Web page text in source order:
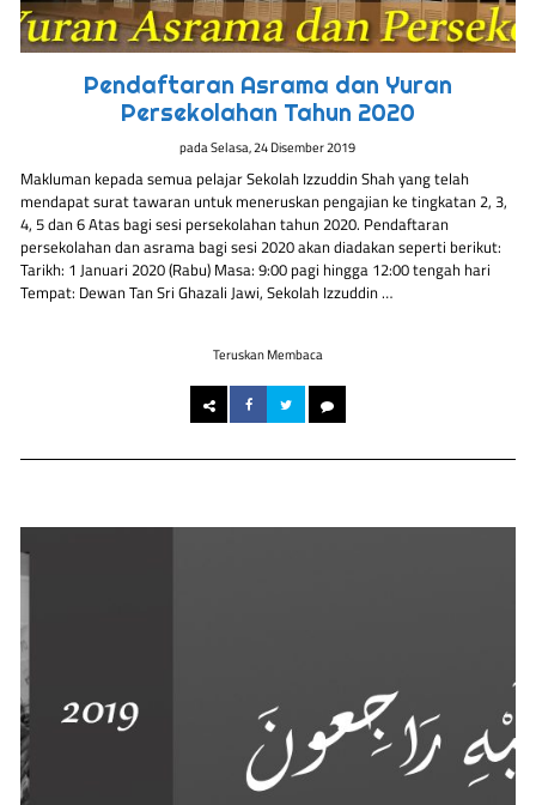
Pendaftaran Asrama dan Yuran
Persekolahan Tahun 2020
padaSelasa, 24 Disember 2019
Makluman kepada semua pelajar Sekolah Izzuddin Shah yang telah
mendapat surat tawaran untuk meneruskan pengajian ke tingkatan 2, 3,
4, 5 dan 6 Atas bagi sesi persekolahan tahun 2020. Pendaftaran
persekolahan dan asrama bagi sesi 2020 akan diadakan seperti berikut:
Tarikh: 1 Januari 2020 (Rabu) Masa: 9:00 pagi hingga 12:00 tengah hari
Tempat: Dewan Tan Sri Ghazali Jawi, Sekolah Izzuddin …
Teruskan Membaca